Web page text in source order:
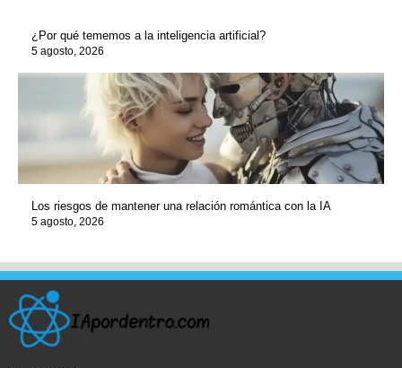
¿Por qué tememos a la inteligencia artificial?
5 agosto, 2026
Los riesgos de mantener una relación romántica con la IA
5 agosto, 2026